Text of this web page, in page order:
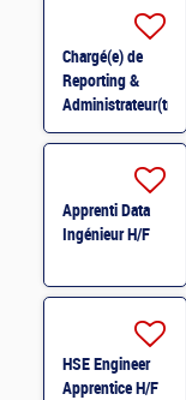
Chargé(e) de
Reporting &
Administrateur(trice)
BI (H/F) H/F
Apprenti Data
Ingénieur H/F
HSE Engineer
Apprentice H/F